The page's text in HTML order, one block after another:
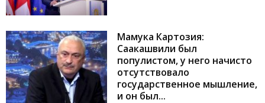
Мамука Картозия:
Саакашвили был
популистом, у него начисто
отсутствовало
государственное мышление,
и он был...